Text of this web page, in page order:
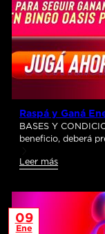
Raspá y Ganá
BASES Y
beneficio, deberá
Leer más
09
Ene